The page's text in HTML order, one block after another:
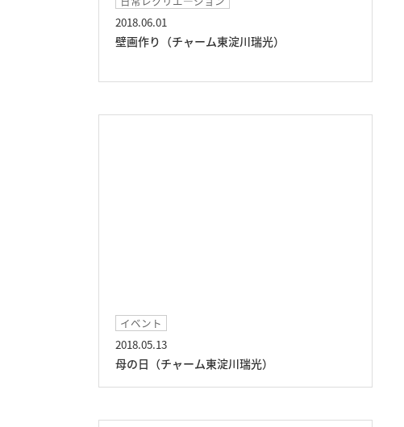
2018.06.01
壁画作り（チャーム東淀川瑞光）
イベント
2018.05.13
母の日（チャーム東淀川瑞光）